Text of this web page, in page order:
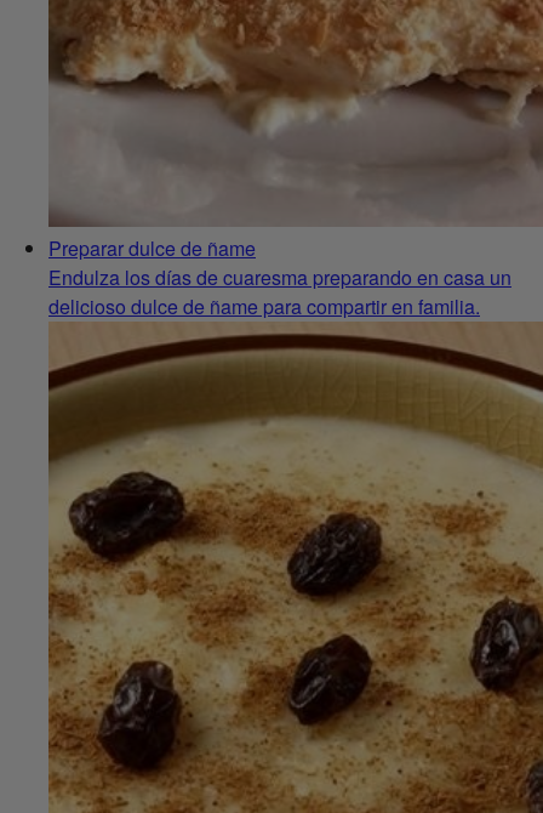
Preparar dulce de ñame
Endulza los días de cuaresma preparando en casa un
delicioso dulce de ñame para compartir en familia.